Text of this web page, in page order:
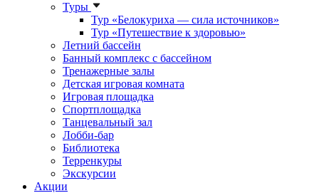
Туры
Тур «Белокуриха — сила источников»
Тур «Путешествие к здоровью»
Летний бассейн
Банный комплекс с бассейном
Тренажерные залы
Детская игровая комната
Игровая площадка
Спортплощадка
Танцевальный зал
Лобби-бар
Библиотека
Терренкуры
Экскурсии
Акции